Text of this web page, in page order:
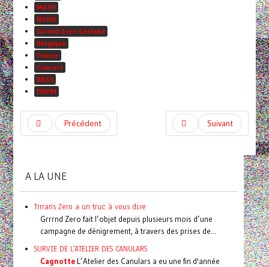
MATH
NOISE
Grrrnd Zero Gerland
Belgique
France
Concert
BASS
DRUM
Précédent Suivant
A LA UNE
Trrrans Zero a un truc à vous dire
Grrrnd Zero fait l’objet depuis plusieurs mois d’une
campagne de dénigrement, à travers des prises de...
SURVIE DE L'ATELIER DES CANULARS
CagnotteL’Atelier des Canulars a eu une fin d'année